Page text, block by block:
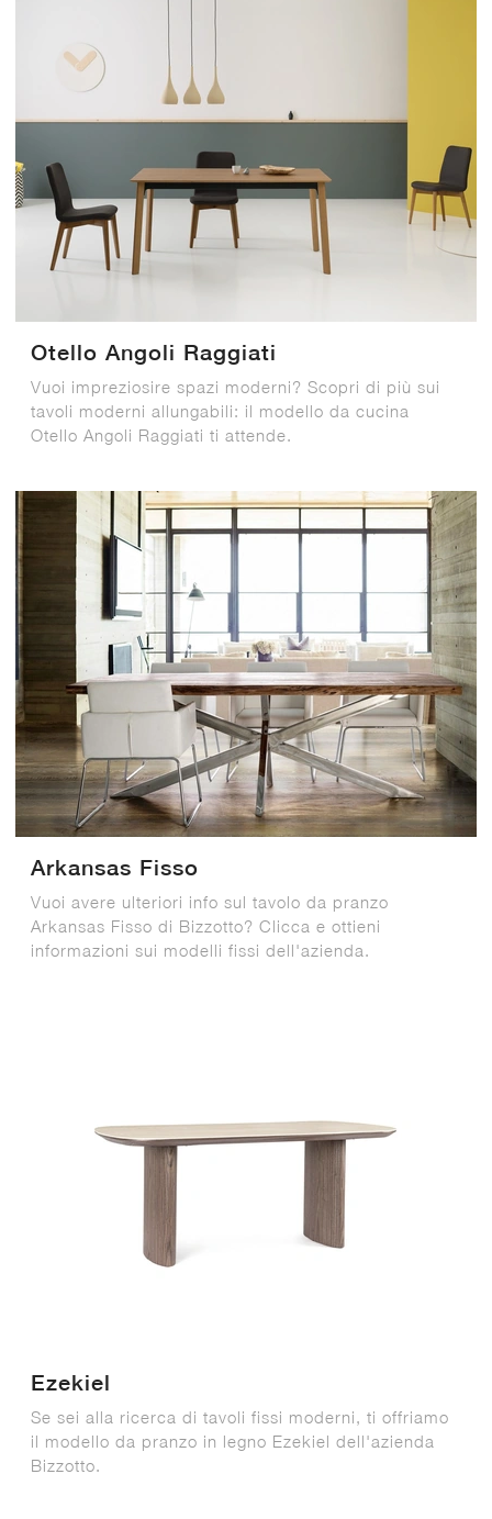
Otello Angoli Raggiati
Vuoi impreziosire spazi moderni? Scopri di più sui
tavoli moderni allungabili: il modello da cucina
Otello Angoli Raggiati ti attende.
Arkansas Fisso
Vuoi avere ulteriori info sul tavolo da pranzo
Arkansas Fisso di Bizzotto? Clicca e ottieni
informazioni sui modelli fissi dell'azienda.
Ezekiel
Se sei alla ricerca di tavoli fissi moderni, ti offriamo
il modello da pranzo in legno Ezekiel dell'azienda
Bizzotto.